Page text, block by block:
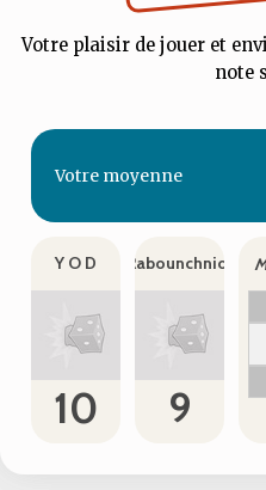
Votre plaisir de jouer et
note
Votre moyenne
Y O D
10
Rabounchniof
9